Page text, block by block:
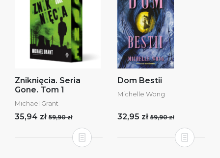
Zniknięcia. Seria
Gone. Tom 1
Michael Grant
35,94 zł 59,90 zł
Dom Bestii
Michelle Wong
32,95 zł 59,90 zł